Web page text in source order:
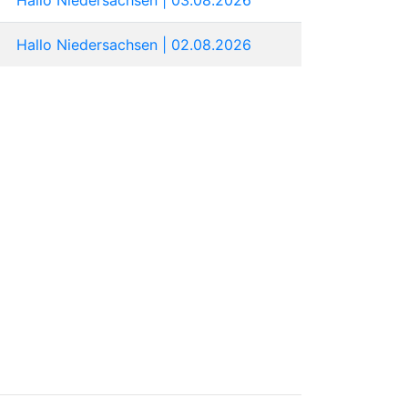
Hallo Niedersachsen | 02.08.2026